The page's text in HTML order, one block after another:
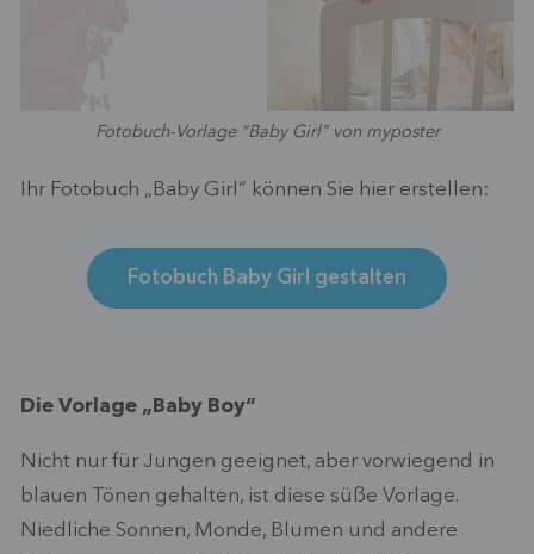
Fotobuch-Vorlage “Baby Girl” von myposter
Ihr Fotobuch „Baby Girl“ können Sie hier erstellen:
Fotobuch Baby Girl gestalten
Die Vorlage „Baby Boy“
Nicht nur für Jungen geeignet, aber vorwiegend in
blauen Tönen gehalten, ist diese süße Vorlage.
Niedliche Sonnen, Monde, Blumen und andere